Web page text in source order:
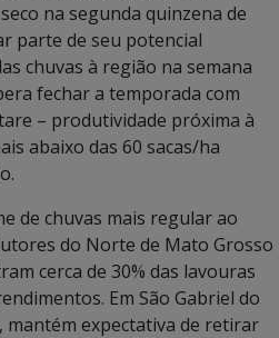
na segunda quinzena de
parte de seu potencial
chuvas à região na semana
fechar a temporada com
– produtividade próxima à
abaixo das 60 sacas/ha
de chuvas mais regular ao
do Norte de Mato Grosso
cerca de 30% das lavouras
Em São Gabriel do
mantém expectativa de retirar